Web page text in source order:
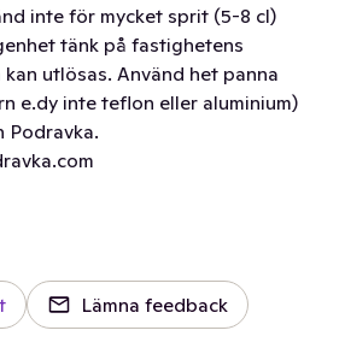
inte för mycket sprit (5-8 cl)
tänk på fastighetens
utlösas. Använd het panna
e.dy inte teflon eller aluminium)
Podravka.
Lämna feedback